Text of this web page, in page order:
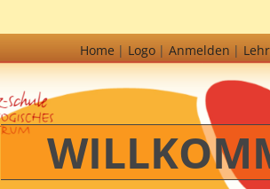
Home Logo Anmelden